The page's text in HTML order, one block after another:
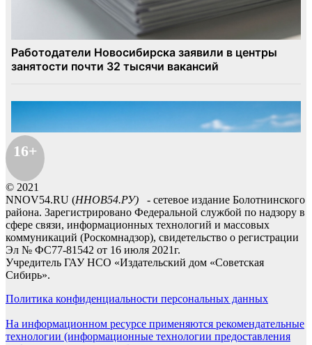
16+
© 2021
NNOV54.RU (ННОВ54.РУ) - сетевое издание Болотнинского
района. Зарегистрировано Федеральной службой по надзору в
сфере связи, информационных технологий и массовых
коммуникаций (Роскомнадзор), свидетельство о регистрации
Эл № ФС77-81542 от 16 июля 2021г.
Учредитель ГАУ НСО «Издательский дом «Советская
Сибирь».
Политика конфиденциальности персональных данных
На информационном ресурсе применяются рекомендательные
технологии (информационные технологии предоставления